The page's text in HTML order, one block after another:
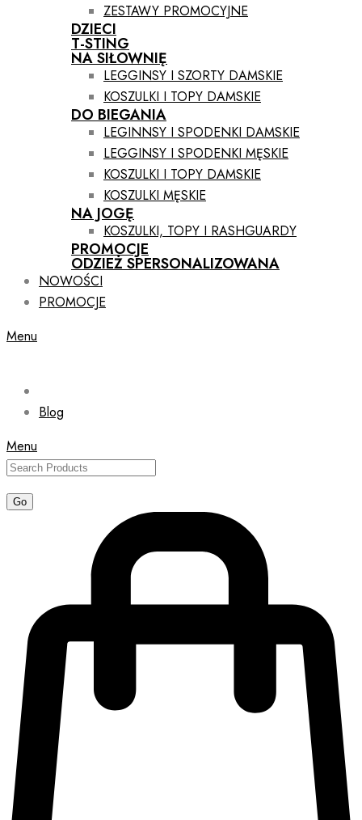
ZESTAWY PROMOCYJNE
DZIECI
T-STING
NA SIŁOWNIĘ
LEGGINSY I SZORTY DAMSKIE
KOSZULKI I TOPY DAMSKIE
DO BIEGANIA
LEGINNSY I SPODENKI DAMSKIE
LEGGINSY I SPODENKI MĘSKIE
KOSZULKI I TOPY DAMSKIE
KOSZULKI MĘSKIE
NA JOGĘ
KOSZULKI, TOPY I RASHGUARDY
PROMOCJE
ODZIEŻ SPERSONALIZOWANA
NOWOŚCI
PROMOCJE
Menu
Blog
Menu